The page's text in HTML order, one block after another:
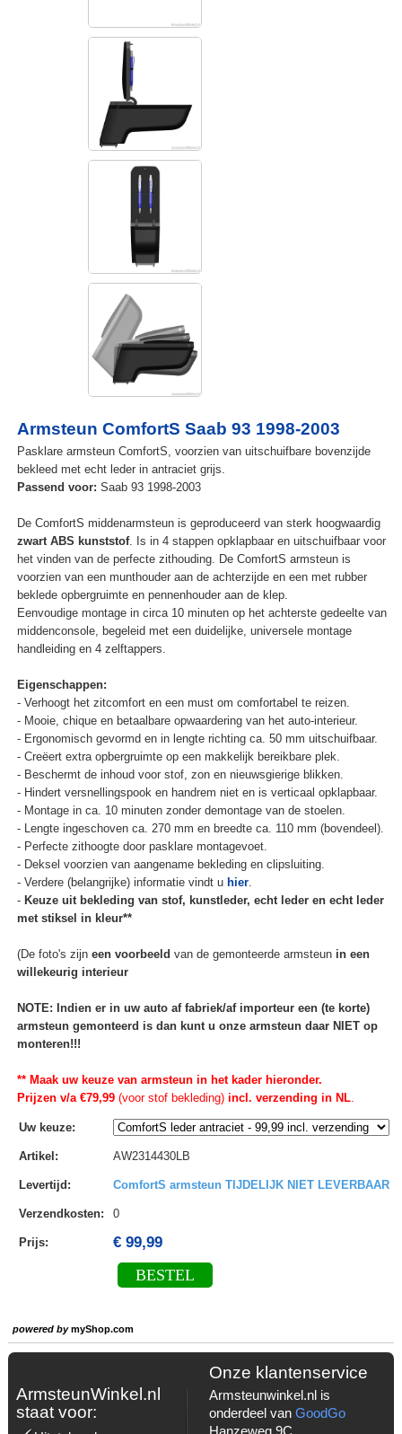
Armsteun ComfortS Saab 93 1998-2003
Pasklare armsteun ComfortS, voorzien van uitschuifbare bovenzijde
bekleed met echt leder in antraciet grijs.
Passend voor: Saab 93 1998-2003
De ComfortS middenarmsteun is geproduceerd van sterk hoogwaardig
zwart ABS kunststof. Is in 4 stappen opklapbaar en uitschuifbaar voor
het vinden van de perfecte zithouding. De ComfortS armsteun is
voorzien van een munthouder aan de achterzijde en een met rubber
beklede opbergruimte en pennenhouder aan de klep.
Eenvoudige montage in circa 10 minuten op het achterste gedeelte van
middenconsole, begeleid met een duidelijke, universele montage
handleiding en 4 zelftappers.
Eigenschappen:
- Verhoogt het zitcomfort en een must om comfortabel te reizen.
- Mooie, chique en betaalbare opwaardering van het auto-interieur.
- Ergonomisch gevormd en in lengte richting ca. 50 mm uitschuifbaar.
- Creëert extra opbergruimte op een makkelijk bereikbare plek.
- Beschermt de inhoud voor stof, zon en nieuwsgierige blikken.
- Hindert versnellingspook en handrem niet en is verticaal opklapbaar.
- Montage in ca. 10 minuten zonder demontage van de stoelen.
- Lengte ingeschoven ca. 270 mm en breedte ca. 110 mm (bovendeel).
- Perfecte zithoogte door pasklare montagevoet.
- Deksel voorzien van aangename bekleding en clipsluiting.
- Verdere (belangrijke) informatie vindt u hier.
- Keuze uit bekleding van stof, kunstleder, echt leder en echt leder
met stiksel in kleur**
(De foto's zijn een voorbeeld van de gemonteerde armsteun in een
willekeurig interieur
NOTE: Indien er in uw auto af fabriek/af importeur een (te korte)
armsteun gemonteerd is dan kunt u onze armsteun daar NIET op
monteren!!!
** Maak uw keuze van armsteun in het kader hieronder.
Prijzen v/a €79,99(voor stof bekleding)incl. verzending in NL.
Uw keuze:
Artikel : AW2314430LB
Levertijd : ComfortS armsteun TIJDELIJK NIET LEVERBAAR
Verzendkosten: 0
Prijs: € 99,99
BESTEL
powered bymyShop.com
ArmsteunWinkel.nl
staat voor:
Onze klantenservice
Armsteunwinkel.nl is
onderdeel van GoodGo